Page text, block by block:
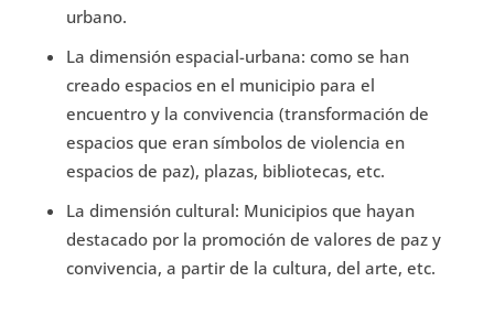
urbano.
La dimensión espacial-urbana: como se han
creado espacios en el municipio para el
encuentro y la convivencia (transformación de
espacios que eran símbolos de violencia en
espacios de paz), plazas, bibliotecas, etc.
La dimensión cultural: Municipios que hayan
destacado por la promoción de valores de paz y
convivencia, a partir de la cultura, del arte, etc.